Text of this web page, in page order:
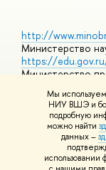
Мы
НИУ ВШЭ и
подробную
можно найти
данных –
http://
Министерство
https://
Министерство
https://
Массовые
© НИУ ВШЭ
использования